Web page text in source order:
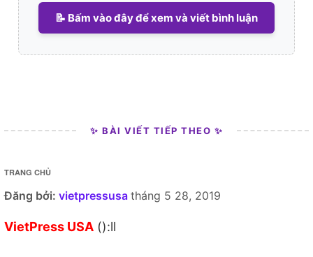
📝 Bấm vào đây để xem và viết bình luận
✨ BÀI VIẾT TIẾP THEO ✨
TRANG CHỦ
Đăng bởi: vietpressusa tháng 5 28, 2019
VietPress USA ():ll